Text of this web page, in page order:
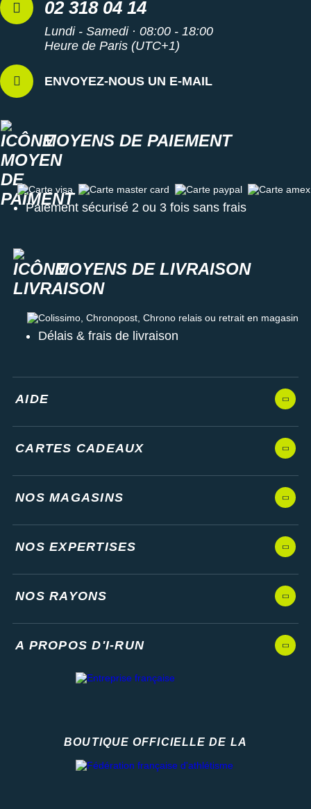
02 318 04 14
Lundi - Samedi · 08:00 - 18:00
Heure de Paris (UTC+1)
ENVOYEZ-NOUS UN E-MAIL
MOYENS DE PAIEMENT
Carte visa Carte master card Carte paypal Carte amex
Paiement sécurisé 2 ou 3 fois sans frais
MOYENS DE LIVRAISON
Colissimo, Chronopost, Chrono relais ou retrait en magasin
Délais & frais de livraison
AIDE
CARTES CADEAUX
NOS MAGASINS
NOS EXPERTISES
NOS RAYONS
A PROPOS D'I-RUN
BOUTIQUE OFFICIELLE DE LA